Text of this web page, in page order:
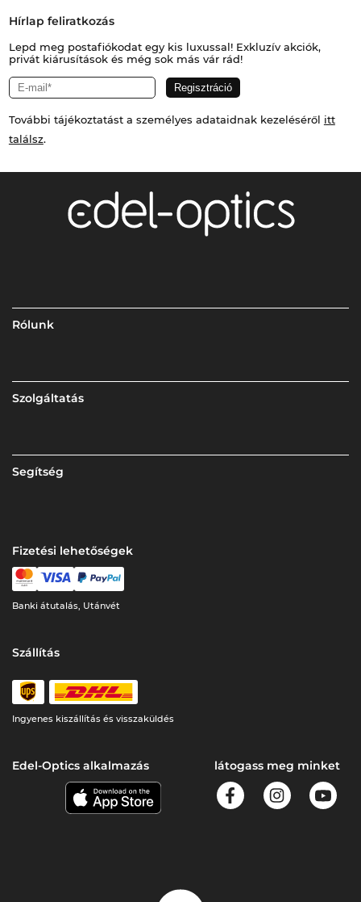
Hírlap feliratkozás
Lepd meg postafiókodat egy kis luxussal! Exkluzív akciók,
privát kiárusítások és még sok más vár rád!
További tájékoztatást a személyes adataidnak kezeléséről itt
találsz.
Rólunk
Szolgáltatás
Segítség
Fizetési lehetőségek
Banki átutalás, Utánvét
Szállítás
Ingyenes kiszállítás és visszaküldés
Edel-Optics alkalmazás látogass meg minket